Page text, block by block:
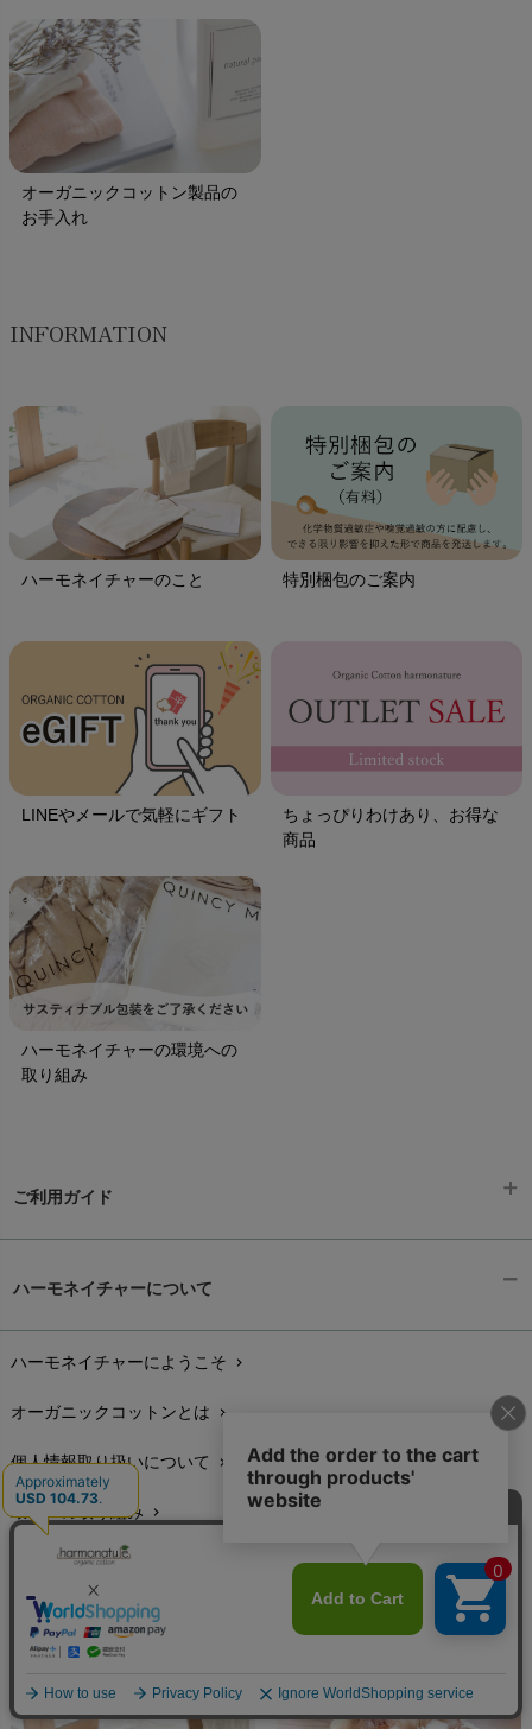
オーガニックコットン製品の
お手入れ
INFORMATION
ハーモネイチャーのこと 特別梱包のご案内
LINEやメールで気軽にギフト
ちょっぴりわけあり、お得な
商品
ハーモネイチャーの環境への
取り組み
ご利用ガイド
配送と送料chevron_right
在庫状況と発送予定chevron_right
サイズ・寸法
生地・素材chevron_right
お手入れについて
レビューを書こうchevron_right
FAXでのご注文chevron_right
ハーモネイチャーについて
ハーモネイチャーにようこそ chevron_right
オーガニックコットンとは chevron_right
個人情報取り扱いについて chevron_right
環境への取り組み chevron_right
こんせぷと1999
ハーモネイチャー商品用語辞典
特定商取引に基づく表示